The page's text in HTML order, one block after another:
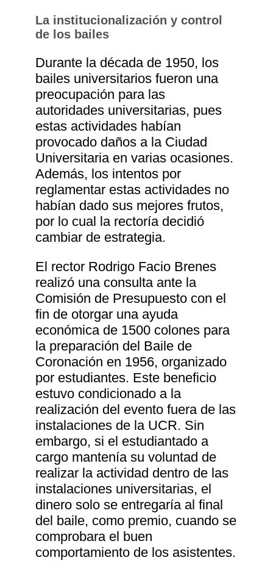
La institucionalización y control
de los bailes
Durante la década de 1950, los
bailes universitarios fueron una
preocupación para las
autoridades universitarias, pues
estas actividades habían
provocado daños a la Ciudad
Universitaria en varias ocasiones.
Además, los intentos por
reglamentar estas actividades no
habían dado sus mejores frutos,
por lo cual la rectoría decidió
cambiar de estrategia.
El rector Rodrigo Facio Brenes
realizó una consulta ante la
Comisión de Presupuesto con el
fin de otorgar una ayuda
económica de 1500 colones para
la preparación del Baile de
Coronación en 1956, organizado
por estudiantes. Este beneficio
estuvo condicionado a la
realización del evento fuera de las
instalaciones de la UCR. Sin
embargo, si el estudiantado a
cargo mantenía su voluntad de
realizar la actividad dentro de las
instalaciones universitarias, el
dinero solo se entregaría al final
del baile, como premio, cuando se
comprobara el buen
comportamiento de los asistentes.